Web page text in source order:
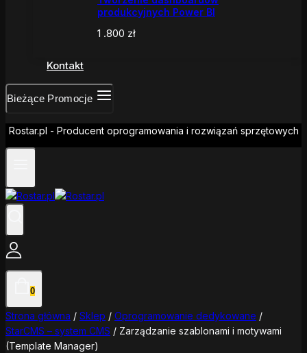
produkcyjnych Power BI
1 .800 zł
Kontakt
Bieżące Promocje
Rostar.pl - Producent oprogramowania i rozwiązań sprzętowych
0
Strona główna / Sklep / Oprogramowanie dedykowane /
StarCMS – system CMS / Zarządzanie szablonami i motywami
(Template Manager)